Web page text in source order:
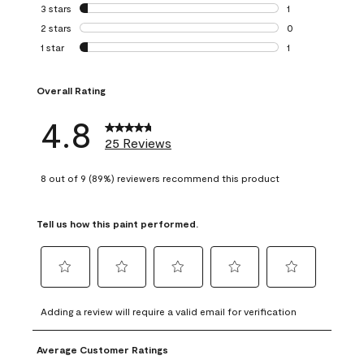
0 reviews with 4
3 stars stars
1
1 review with 3
2 stars stars
0
0 reviews with 2
1 star stars
1
Overall Rating
4.8 25 Reviews
8 out of 9 (89%) reviewers recommend this product
Tell us how this paint performed.
to
rate
the
item
to
rate
the
to
rate
the
item
to
rate
to
rate
Adding a review will require a valid email for verification
Average Customer Ratings